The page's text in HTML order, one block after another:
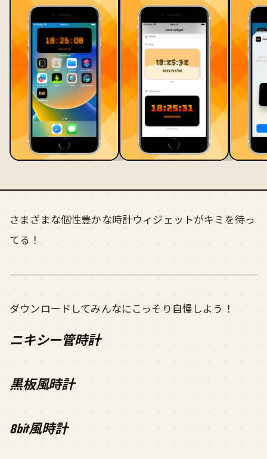
さまざまな個性豊かな時計ウィジェットがキミを待っ
てる！
ダウンロードしてみんなにこっそり自慢しよう！
ニキシー管時計
黒板風時計
8bit風時計